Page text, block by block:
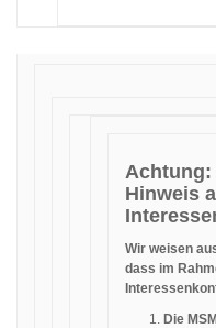
Hinweis
Wir weisen
dass im
Die